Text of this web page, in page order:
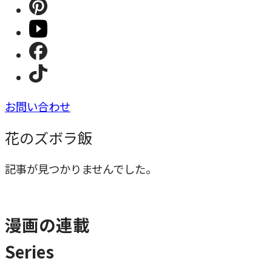
お問い合わせ
花のズボラ飯
記事が見つかりませんでした。
漫画の連載
Series